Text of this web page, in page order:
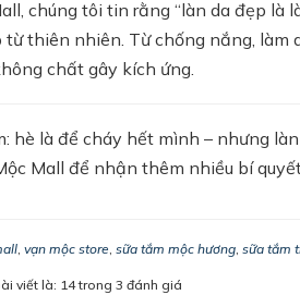
chúng tôi tin rằng “làn da đẹp là
thiên nhiên. Từ chống nắng,
chất gây kích ứng.
hè là để cháy hết mình – nhưng
Mall để nhận thêm nhiều bí
, vạn mộc store, sữa tắm mộc hương, sữa tắm
viết là: 14 trong 3 đánh giá